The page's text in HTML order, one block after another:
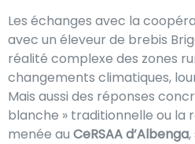
Les échanges avec la
avec un éleveur de brebis
réalité complexe des zones
changements climatiques,
Mais aussi des réponses
blanche » traditionnelle ou la
menée au CeRSAA d’Albenga